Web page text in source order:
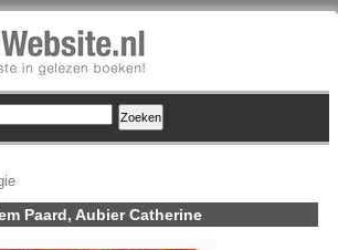
Paard, Aubier Catherine